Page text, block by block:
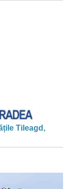
Tileagd,